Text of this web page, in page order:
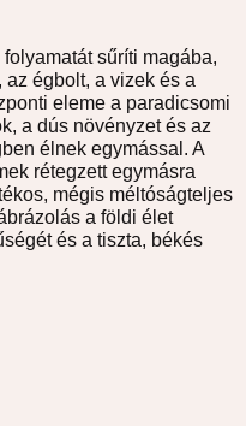
sűríti magába,
égbolt, a vizek és a
eleme a paradicsomi
a dús növényzet és az
élnek egymással. A
rétegzett egymásra
mégis méltóságteljes
a földi élet
és a tiszta, békés